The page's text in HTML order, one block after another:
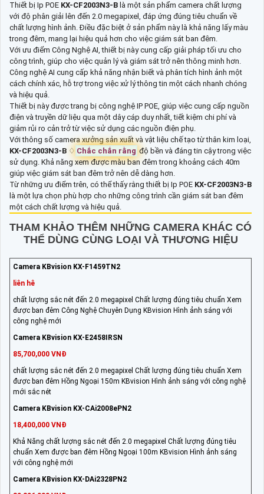
Thiết bị Ip POE KX-CF2003N3-B là một sản phẩm camera chất lượng
với độ phân giải lên đến 2.0 megapixel, đáp ứng đúng tiêu chuẩn về
chất lượng hình ảnh. Điều đặc biệt ở sản phẩm này là khả năng lấy màu
trong đêm, mang lại hiệu quả hơn cho việc giám sát ban đêm.
Với ưu điểm Công Nghệ AI, thiết bị này cung cấp giải pháp tối ưu cho
công trình, giúp cho việc quản lý và giám sát trở nên thông minh hơn.
Công nghệ AI cung cấp khả năng nhận biết và phân tích hình ảnh một
cách chính xác, hỗ trợ trong việc xử lý thông tin một cách nhanh chóng
và hiệu quả.
Thiết bị này được trang bị công nghệ IP POE, giúp việc cung cấp nguồn
điện và truyền dữ liệu qua một dây cáp duy nhất, tiết kiệm chi phí và
giảm rủi ro cản trở từ việc sử dụng các nguồn điện phụ.
Với thông số camera xưởng sản xuất và vật liệu chế tạo từ thân kim loại,
KX-CF2003N3-B ♢ Chắc chắn rằng độ bền và đáng tin cậy trong việc
sử dụng. Khả năng xem được màu ban đêm trong khoảng cách 40m
giúp việc giám sát ban đêm trở nên dễ dàng hơn.
Từ những ưu điểm trên, có thể thấy rằng thiết bị Ip POE KX-CF2003N3-B
là một lựa chọn phù hợp cho những công trình cần giám sát ban đêm
một cách chất lượng và hiệu quả.
THAM KHẢO THÊM NHỮNG CAMERA KHÁC CÓ
THỂ DÙNG CÙNG LOẠI VÀ THƯƠNG HIỆU
Camera KBvision KX-F1459TN2
liên hê
chất lượng sắc nét đến 2.0 megapixel Chất lượng đúng tiêu chuẩn Xem
được ban đêm Công Nghệ Chuyên Dụng KBvision Hình ảnh sáng với
công nghệ mới
Camera KBvision KX-E2458IRSN
85,700,000 VNĐ
chất lượng sắc nét đến 2.0 megapixel Chất lượng đúng tiêu chuẩn Xem
được ban đêm Hồng Ngoại 150m KBvision Hình ảnh sáng với công nghệ
mới sắc nét
Camera KBvision KX-CAi2008ePN2
18,400,000 VNĐ
Khả Năng chất lượng sắc nét đến 2.0 megapixel Chất lượng đúng tiêu
chuẩn Xem được ban đêm Hồng Ngoại 100m KBvision Hình ảnh sáng
với công nghệ mới
Camera KBvision KX-DAi2328PN2